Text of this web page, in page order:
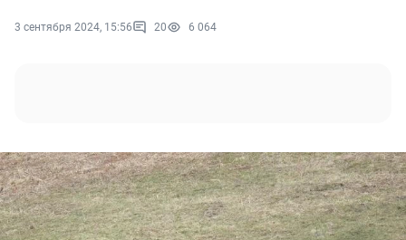
3 сентября 2024, 15:56 20 6 064